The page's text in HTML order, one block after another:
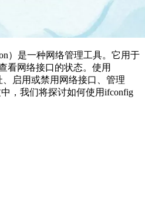
）是一种网络管理工具。它用于
看网络接口的状态。使用
启用或禁用网络接口、管理
，我们将探讨如何使用ifconfig